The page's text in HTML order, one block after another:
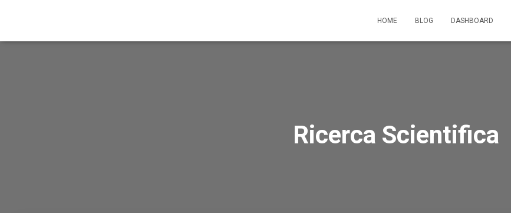
HOME BLOG DASHBOARD
Ricerca Scientifica